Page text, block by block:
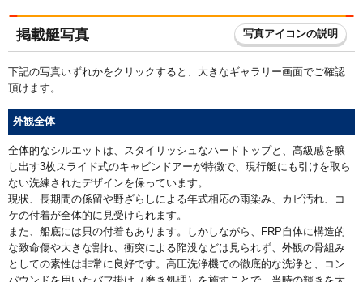
掲載艇写真 写真アイコンの説明
下記の写真いずれかをクリックすると、大きなギャラリー画面でご確認
頂けます。
外観全体
全体的なシルエットは、スタイリッシュなハードトップと、高級感を醸
し出す3枚スライド式のキャビンドアーが特徴で、現行艇にも引けを取ら
ない洗練されたデザインを保っています。
現状、長期間の係留や野ざらしによる年式相応の雨染み、カビ汚れ、コ
ケの付着が全体的に見受けられます。
また、船底には貝の付着もあります。しかしながら、FRP自体に構造的
な致命傷や大きな割れ、衝突による陥没などは見られず、外観の骨組み
としての素性は非常に良好です。高圧洗浄機での徹底的な洗浄と、コン